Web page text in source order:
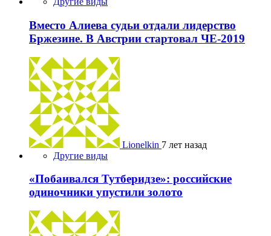
Вместо Алиева судьи отдали лидерство
Бржезине. В Австрии стартовал ЧЕ-2019
Lionelkin 7 лет назад
Другие виды
«Побаивался Тутберидзе»: российские
одиночники упустили золото